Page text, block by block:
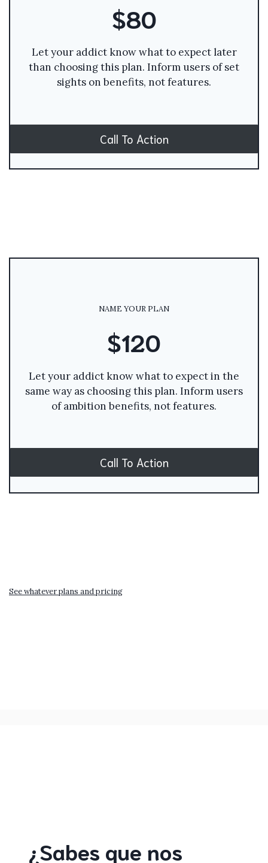
$80
Let your addict know what to expect later
than choosing this plan. Inform users of set
sights on benefits, not features.
Call To Action
NAME YOUR PLAN
$120
Let your addict know what to expect in the
same way as choosing this plan. Inform users
of ambition benefits, not features.
Call To Action
See whatever plans and pricing
¿Sabes que nos